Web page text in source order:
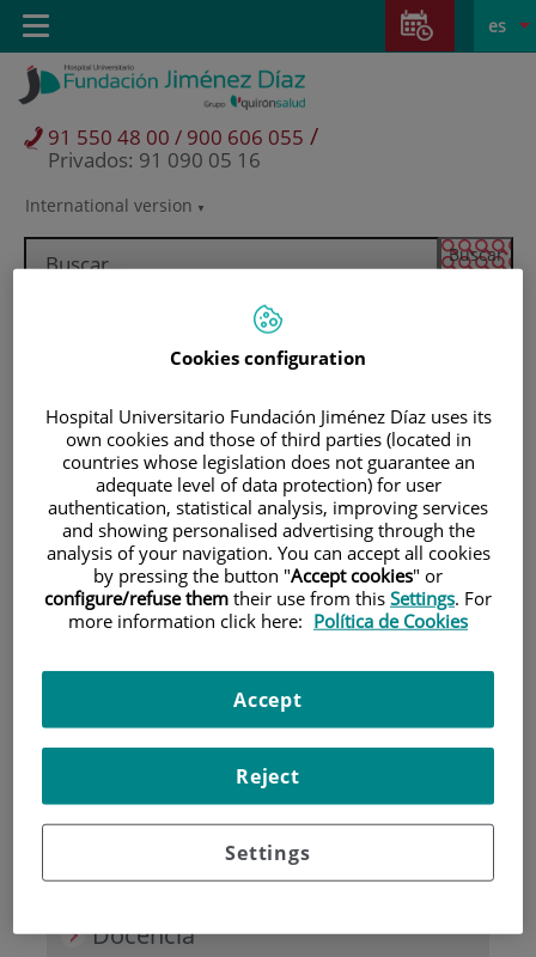
Saltar al contenido
Saltar
contenido
Selector
idioma
activo
es
International version
91 550 48 00 / 900 606 055 /
Privados: 91 090 05 16
Toggle
navigation
Pacientes y visitantes
Investigación
Docencia
Cookies configuration
Hospital Universitario Fundación Jiménez Díaz uses its
own cookies and those of third parties (located in
countries whose legislation does not guarantee an
adequate level of data protection) for user
authentication, statistical analysis, improving services
and showing personalised advertising through the
analysis of your navigation. You can accept all cookies
by pressing the button "Accept cookies" or
configure/refuse them their use from this Settings. For
more information click here: Política de Cookies
Settings
Reject
Accept